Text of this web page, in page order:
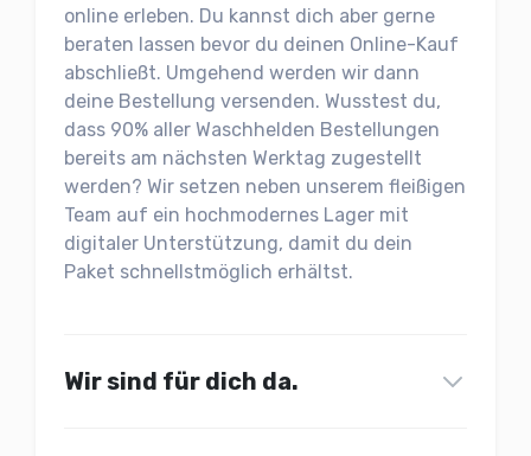
online erleben. Du kannst dich aber gerne
beraten lassen bevor du deinen Online-Kauf
abschließt. Umgehend werden wir dann
deine Bestellung versenden. Wusstest du,
dass 90% aller Waschhelden Bestellungen
bereits am nächsten Werktag zugestellt
werden? Wir setzen neben unserem fleißigen
Team auf ein hochmodernes Lager mit
digitaler Unterstützung, damit du dein
Paket schnellstmöglich erhältst.
Wir sind für dich da.